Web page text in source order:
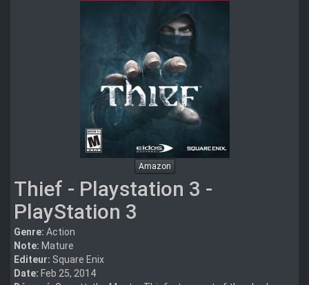
Amazon
Thief - Playstation 3 -
PlayStation 3
Genre: Action
Note: Mature
Editeur: Square Enix
Date: Feb 25, 2014